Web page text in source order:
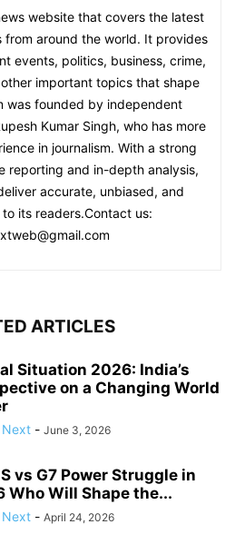
website that covers the latest
from around the world. It provides
events, politics, business, crime,
important topics that shape
was founded by independent
Kumar Singh, who has more
in journalism. With a strong
reporting and in-depth analysis,
accurate, unbiased, and
its readers.Contact us:
ARTICLES
Situation 2026: India’s
on a Changing World
Next - June 3, 2026
vs G7 Power Struggle in
Who Will Shape the...
Next - April 24, 2026